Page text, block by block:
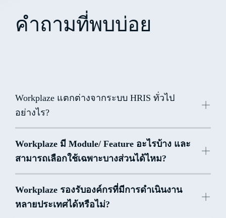
คำถามที่พบบ่อย
Workplaze แตกต่างจากระบบ HRIS ทั่วไป
อย่างไร?
Workplaze
Workplaze มี Module/ Feature อะไรบ้าง และ
สามารถเลือกใช้เฉพาะบางส่วนได้ไหม?
HR
Management
Workplaze รองรับองค์กรที่มีการดำเนินงาน
หลายประเทศได้หรือไม่?